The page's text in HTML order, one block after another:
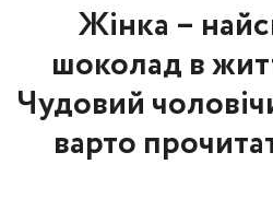
Жінка –
шоколад в
Чудовий
варто